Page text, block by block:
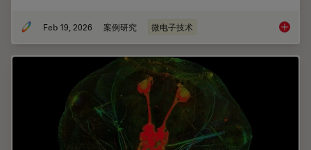
Feb 19, 2026 案例研究 微电子技术 无需用